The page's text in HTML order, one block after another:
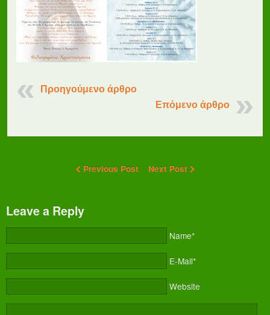
Προηγούμενο άρθρο
Επόμενο άρθρο
Previous Post Next Post
Leave a Reply
Name*
E-Mail*
Website